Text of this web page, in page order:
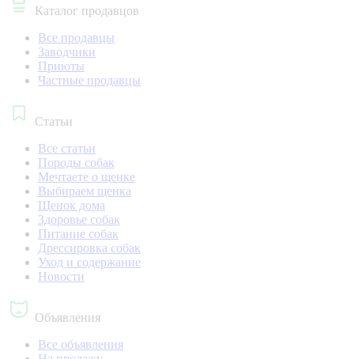
Каталог продавцов
Все продавцы
Заводчики
Приюты
Частные продавцы
Статьи
Все статьи
Породы собак
Мечтаете о щенке
Выбираем щенка
Щенок дома
Здоровье собак
Питание собак
Дрессировка собак
Уход и содержание
Новости
Объявления
Все объявления